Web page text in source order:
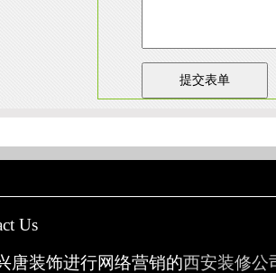
Us
唐装饰进行网络营销的西安装修公